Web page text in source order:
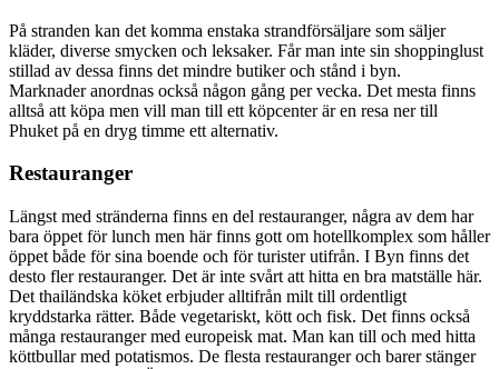
På stranden kan det komma enstaka strandförsäljare som säljer
kläder, diverse smycken och leksaker. Får man inte sin shoppinglust
stillad av dessa finns det mindre butiker och stånd i byn.
Marknader anordnas också någon gång per vecka. Det mesta finns
alltså att köpa men vill man till ett köpcenter är en resa ner till
Phuket på en dryg timme ett alternativ.
Restauranger
Längst med stränderna finns en del restauranger, några av dem har
bara öppet för lunch men här finns gott om hotellkomplex som håller
öppet både för sina boende och för turister utifrån. I Byn finns det
desto fler restauranger. Det är inte svårt att hitta en bra matställe här.
Det thailändska köket erbjuder alltifrån milt till ordentligt
kryddstarka rätter. Både vegetariskt, kött och fisk. Det finns också
många restauranger med europeisk mat. Man kan till och med hitta
köttbullar med potatismos. De flesta restauranger och barer stänger